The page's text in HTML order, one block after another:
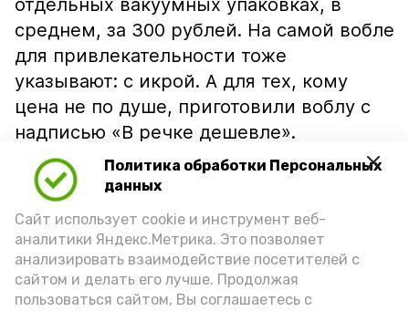
Политика обработки Персональных
данных
Сайт использует cookie и инструмент веб-
аналитики Яндекс.Метрика. Это позволяет
анализировать взаимодействие посетителей с
сайтом и делать его лучше. Продолжая
пользоваться сайтом, Вы соглашаетесь с
отдельных вакуумных упаковках, в
среднем, за 300 рублей. На самой вобле
для привлекательности тоже
указывают: с икрой. А для тех, кому
цена не по душе, приготовили воблу с
надписью «В речке дешевле».